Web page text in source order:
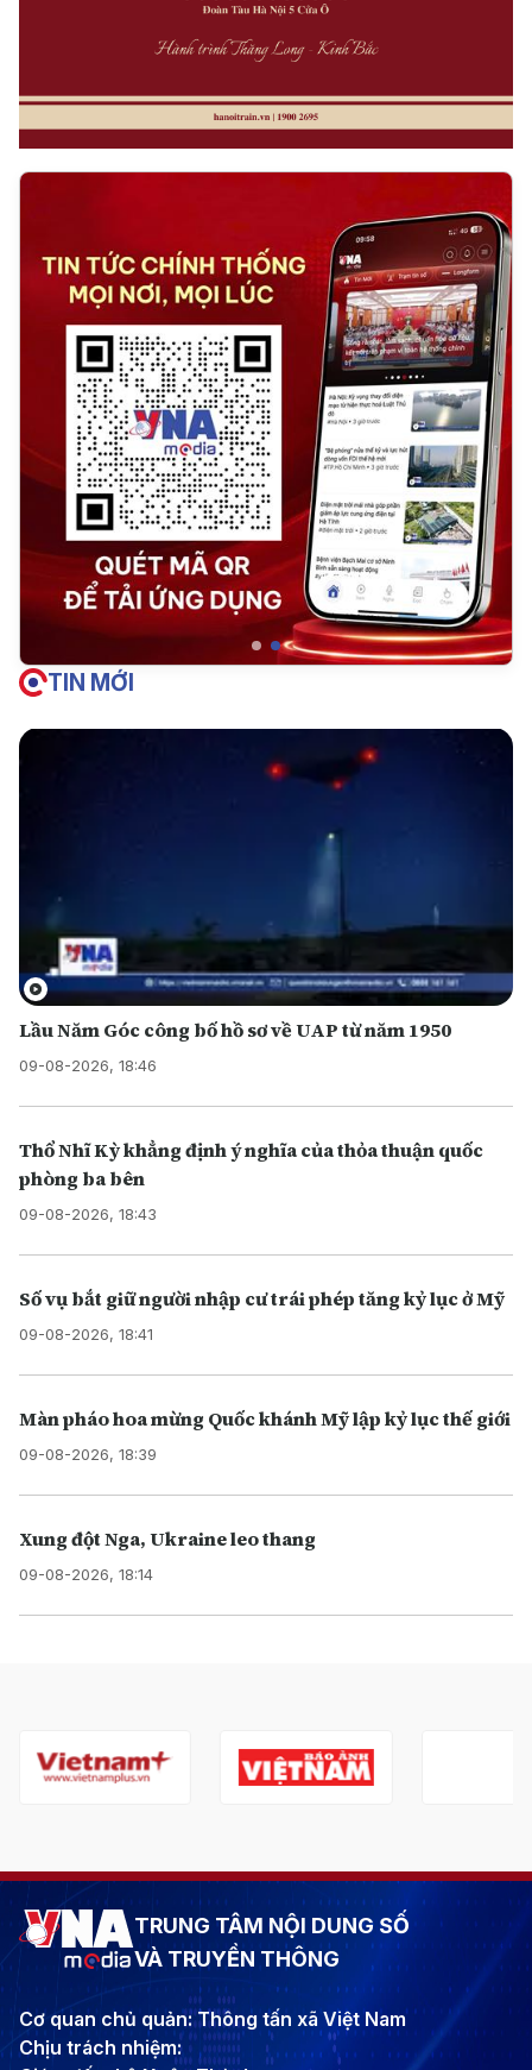
TIN MỚI
Lầu Năm Góc công bố hồ sơ về UAP từ năm 1950
09-08-2026, 18:46
Thổ Nhĩ Kỳ khẳng định ý nghĩa của thỏa thuận quốc
phòng ba bên
09-08-2026, 18:43
Số vụ bắt giữ người nhập cư trái phép tăng kỷ lục ở Mỹ
09-08-2026, 18:41
Màn pháo hoa mừng Quốc khánh Mỹ lập kỷ lục thế giới
09-08-2026, 18:39
Xung đột Nga, Ukraine leo thang
09-08-2026, 18:14
TRUNG TÂM NỘI DUNG SỐ
VÀ TRUYỀN THÔNG
Cơ quan chủ quản: Thông tấn xã Việt Nam
Chịu trách nhiệm: